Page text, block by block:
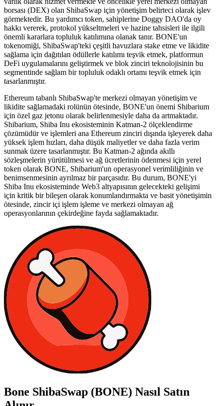
borsası (DEX) olan ShibaSwap için yönetişim belirteci olarak işlev
görmektedir. Bu yardımcı token, sahiplerine Doggy DAO'da oy
hakkı vererek, protokol yükseltmeleri ve hazine tahsisleri ile ilgili
önemli kararlara topluluk katılımına olanak tanır. BONE'un
tokenomiği, ShibaSwap'teki çeşitli havuzlara stake etme ve likidite
sağlama için dağıtılan ödüllerle katılımı teşvik etmek, platformun
DeFi uygulamalarını geliştirmek ve blok zinciri teknolojisinin bu
segmentinde sağlam bir topluluk odaklı ortamı teşvik etmek için
tasarlanmıştır.
Ethereum tabanlı ShibaSwap'te merkezi olmayan yönetişim ve
likidite sağlamadaki rolünün ötesinde, BONE'un önemi Shibarium
için özel gaz jetonu olarak belirlenmesiyle daha da artmaktadır.
Shibarium, Shiba Inu ekosisteminin Katman-2 ölçeklendirme
çözümüdür ve işlemleri ana Ethereum zinciri dışında işleyerek daha
yüksek işlem hızları, daha düşük maliyetler ve daha fazla verim
sunmak üzere tasarlanmıştır. Bu Katman-2 ağında akıllı
sözleşmelerin yürütülmesi ve ağ ücretlerinin ödenmesi için yerel
token olarak BONE, Shibarium'un operasyonel verimliliğinin ve
benimsenmesinin ayrılmaz bir parçasıdır. Bu durum, BONE'yi
Shiba Inu ekosisteminde Web3 altyapısının gelecekteki gelişimi
için kritik bir bileşen olarak konumlandırmakta ve basit yönetişimin
ötesinde, zincir içi işlem işleme ve merkezi olmayan ağ
operasyonlarının çekirdeğine fayda sağlamaktadır.
Bone ShibaSwap (BONE) Nasıl Satın